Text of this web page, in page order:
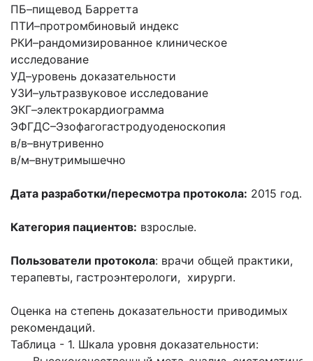
ПБ–пищевод Барретта
ПТИ–протромбиновый индекс
РКИ–рандомизированное клиническое
исследование
УД–уровень доказательности
УЗИ–ультразвуковое исследование
ЭКГ–электрокардиограмма
ЭФГДС–Эзофагогастродуоденоскопия
в/в–внутривенно
в/м–внутримышечно
Дата разработки/пересмотра протокола: 2015 год.
Категория пациентов: взрослые.
Пользователи протокола: врачи общей практики,
терапевты, гастроэнтерологи, хирурги.
Оценка на степень доказательности приводимых
рекомендаций.
Таблица - 1. Шкала уровня доказательности: